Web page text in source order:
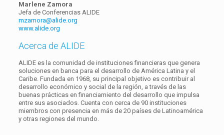
Marlene Zamora
Jefa de Conferencias ALIDE
mzamora@alide.org
www.alide.org
Acerca de ALIDE
ALIDE es la comunidad de instituciones financieras que genera
soluciones en banca para el desarrollo de América Latina y el
Caribe. Fundada en 1968, su principal objetivo es contribuir al
desarrollo económico y social de la región, a través de las
buenas prácticas en financiamiento del desarrollo que impulsa
entre sus asociados. Cuenta con cerca de 90 instituciones
miembros con presencia en más de 20 países de Latinoamérica
y otras regiones del mundo.